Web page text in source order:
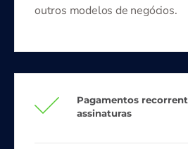
outros modelos de negócios.
Pagamentos
assinaturas